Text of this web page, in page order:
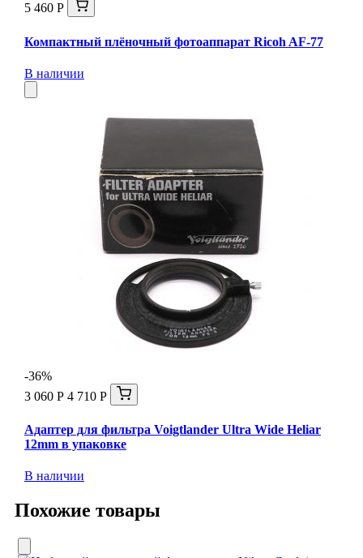
5 460 Р
Компактный плёночный фотоаппарат Ricoh AF-77
В наличии
-36%
3 060 Р 4 710 Р
Адаптер для фильтра Voigtlander Ultra Wide Heliar
12mm в упаковке
В наличии
Похожие товары